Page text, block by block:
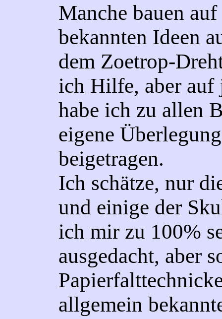
Manche bauen
bekannten Ideen
dem Zoetrop-
ich Hilfe, aber auf
habe ich zu allen
eigene
beigetragen.
Ich schätze, nur
und einige der
ich mir zu 100%
ausgedacht, aber
allgemein